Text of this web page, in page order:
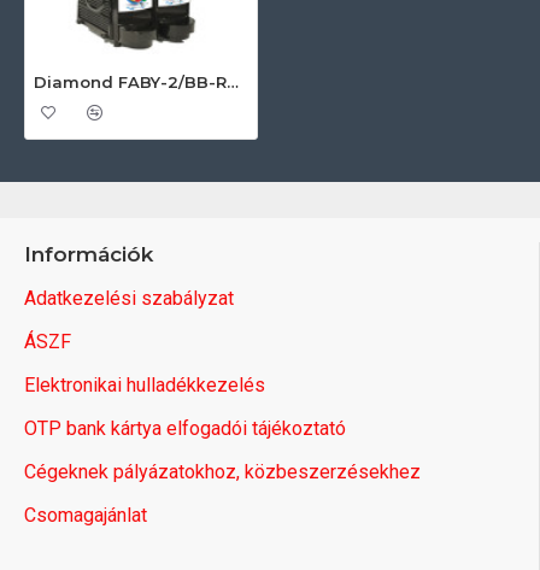
Diamond FABY-2/BB-R2 Ipari jégdarakészítő
Információk
Adatkezelési szabályzat
ÁSZF
Elektronikai hulladékkezelés
OTP bank kártya elfogadói tájékoztató
Cégeknek pályázatokhoz, közbeszerzésekhez
Csomagajánlat